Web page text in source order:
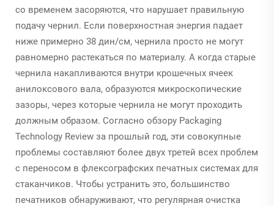
со временем засоряются, что нарушает правильную
подачу чернил. Если поверхностная энергия падает
ниже примерно 38 дин/см, чернила просто не могут
равномерно растекаться по материалу. А когда старые
чернила накапливаются внутри крошечных ячеек
анилоксового вала, образуются микроскопические
зазоры, через которые чернила не могут проходить
должным образом. Согласно обзору Packaging
Technology Review за прошлый год, эти совокупные
проблемы составляют более двух третей всех проблем
с переносом в флексографских печатных системах для
стаканчиков. Чтобы устранить это, большинство
печатников обнаруживают, что регулярная очистка